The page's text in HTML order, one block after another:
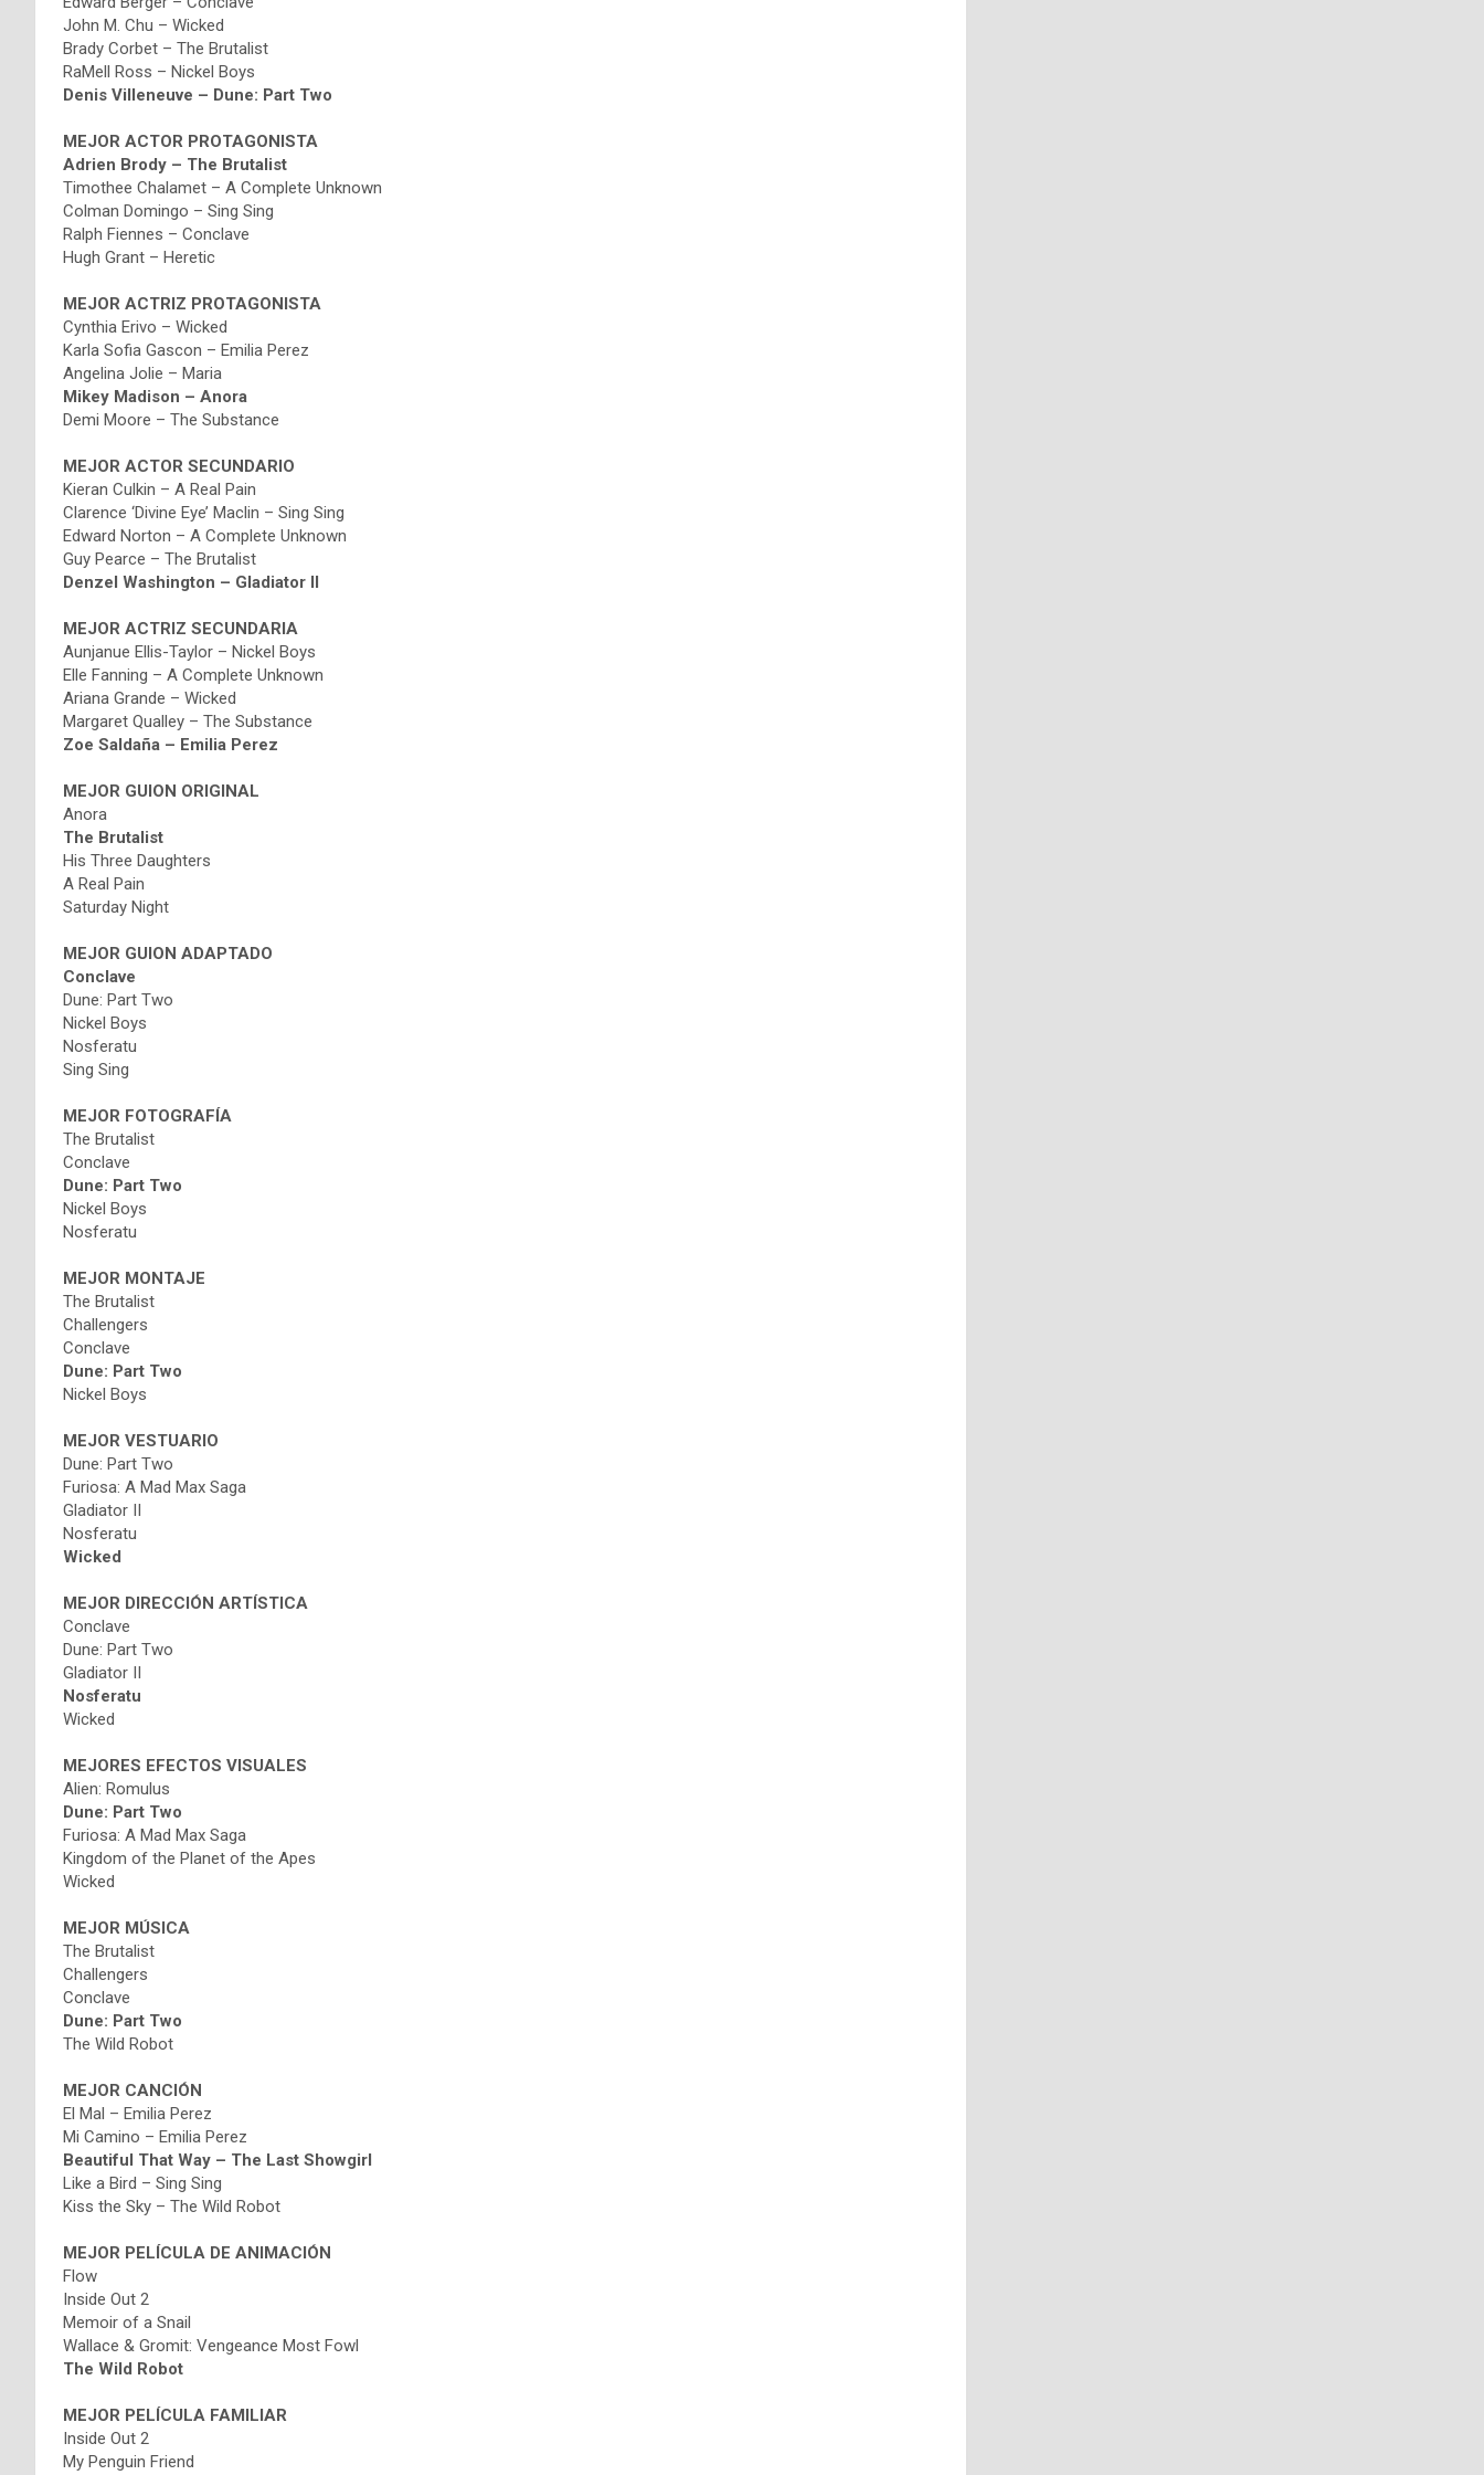
John M. Chu – Wicked
Brady Corbet – The Brutalist
RaMell Ross – Nickel Boys
Denis Villeneuve – Dune: Part Two
MEJOR ACTOR PROTAGONISTA
Adrien Brody – The Brutalist
Timothee Chalamet – A Complete Unknown
Colman Domingo – Sing Sing
Ralph Fiennes – Conclave
Hugh Grant – Heretic
MEJOR ACTRIZ PROTAGONISTA
Cynthia Erivo – Wicked
Karla Sofia Gascon – Emilia Perez
Angelina Jolie – Maria
Mikey Madison – Anora
Demi Moore – The Substance
MEJOR ACTOR SECUNDARIO
Kieran Culkin – A Real Pain
Clarence ‘Divine Eye’ Maclin – Sing Sing
Edward Norton – A Complete Unknown
Guy Pearce – The Brutalist
Denzel Washington – Gladiator II
MEJOR ACTRIZ SECUNDARIA
Aunjanue Ellis-Taylor – Nickel Boys
Elle Fanning – A Complete Unknown
Ariana Grande – Wicked
Margaret Qualley – The Substance
Zoe Saldaña – Emilia Perez
MEJOR GUION ORIGINAL
Anora
The Brutalist
His Three Daughters
A Real Pain
Saturday Night
MEJOR GUION ADAPTADO
Conclave
Dune: Part Two
Nickel Boys
Nosferatu
Sing Sing
MEJOR FOTOGRAFÍA
The Brutalist
Conclave
Dune: Part Two
Nickel Boys
Nosferatu
MEJOR MONTAJE
The Brutalist
Challengers
Conclave
Dune: Part Two
Nickel Boys
MEJOR VESTUARIO
Dune: Part Two
Furiosa: A Mad Max Saga
Gladiator II
Nosferatu
Wicked
MEJOR DIRECCIÓN ARTÍSTICA
Conclave
Dune: Part Two
Gladiator II
Nosferatu
Wicked
MEJORES EFECTOS VISUALES
Alien: Romulus
Dune: Part Two
Furiosa: A Mad Max Saga
Kingdom of the Planet of the Apes
Wicked
MEJOR MÚSICA
The Brutalist
Challengers
Conclave
Dune: Part Two
The Wild Robot
MEJOR CANCIÓN
El Mal – Emilia Perez
Mi Camino – Emilia Perez
Beautiful That Way – The Last Showgirl
Like a Bird – Sing Sing
Kiss the Sky – The Wild Robot
MEJOR PELÍCULA DE ANIMACIÓN
Flow
Inside Out 2
Memoir of a Snail
Wallace & Gromit: Vengeance Most Fowl
The Wild Robot
MEJOR PELÍCULA FAMILIAR
Inside Out 2
My Penguin Friend